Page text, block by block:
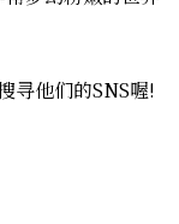
寻他们的SNS喔!